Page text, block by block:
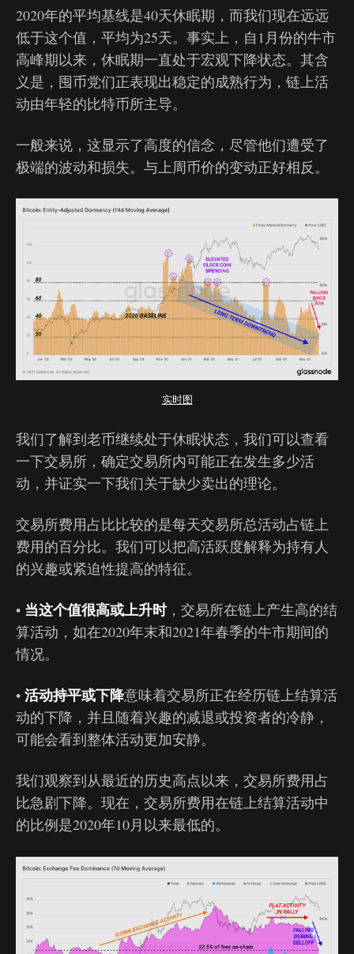
2020年的平均基线是40天休眠期，而我们现在远远
低于这个值，平均为25天。事实上，自1月份的牛市
高峰期以来，休眠期一直处于宏观下降状态。其含
义是，囤币党们正表现出稳定的成熟行为，链上活
动由年轻的比特币所主导。
一般来说，这显示了高度的信念，尽管他们遭受了
极端的波动和损失。与上周币价的变动正好相反。
实时图
我们了解到老币继续处于休眠状态，我们可以查看
一下交易所，确定交易所内可能正在发生多少活
动，并证实一下我们关于缺少卖出的理论。
交易所费用占比比较的是每天交易所总活动占链上
费用的百分比。我们可以把高活跃度解释为持有人
的兴趣或紧迫性提高的特征。
• 当这个值很高或上升时，交易所在链上产生高的结
算活动，如在2020年末和2021年春季的牛市期间的
情况。
• 活动持平或下降意味着交易所正在经历链上结算活
动的下降，并且随着兴趣的减退或投资者的冷静，
可能会看到整体活动更加安静。
我们观察到从最近的历史高点以来，交易所费用占
比急剧下降。现在，交易所费用在链上结算活动中
的比例是2020年10月以来最低的。